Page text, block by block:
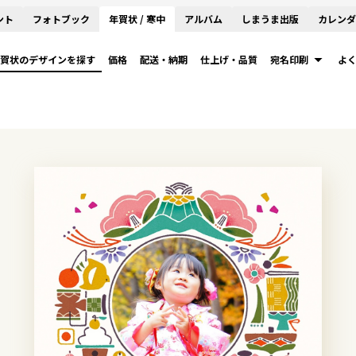
ト フォトブック 年賀状 / 寒中 アルバム しまうま出版 カレン
状のデザインを探す 価格 配送・納期 仕上げ・品質 宛名印刷 よ